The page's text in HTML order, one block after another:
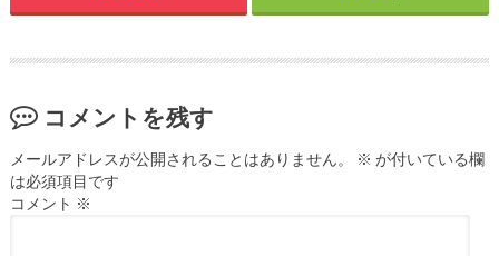
コメントを残す
メールアドレスが公開されることはありません。 ※ が付いている欄
は必須項目です
コメント ※